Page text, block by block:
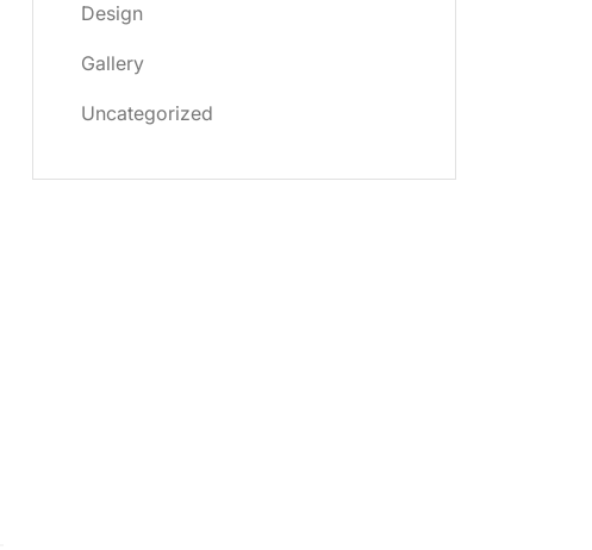
Design
Gallery
Uncategorized